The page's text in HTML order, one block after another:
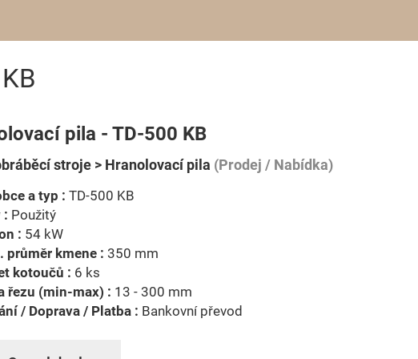
pila - TD-500 KB
stroje > Hranolovací pila (Prodej / Nabídka)
a typ : TD-500 KB
: Použitý
: 54 kW
průměr kmene : 350 mm
kotoučů : 6 ks
řezu (min-max) : 13 - 300 mm
/ Doprava / Platba : Bankovní převod